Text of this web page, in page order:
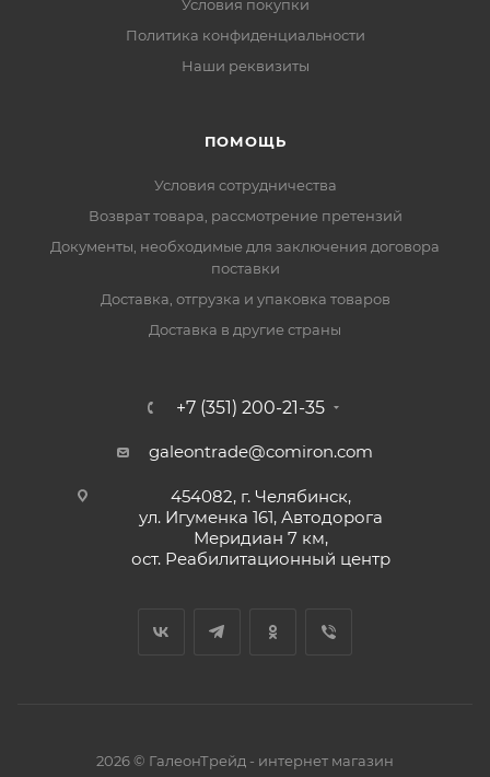
Условия покупки
Политика конфиденциальности
Наши реквизиты
ПОМОЩЬ
Условия сотрудничества
Возврат товара, рассмотрение претензий
Документы, необходимые для заключения договора
поставки
Доставка, отгрузка и упаковка товаров
Доставка в другие страны
+7 (351) 200-21-35
galeontrade@comiron.com
454082, г. Челябинск,
ул. Игуменка 161, Автодорога
Меридиан 7 км,
ост. Реабилитационный центр
2026 © ГалеонТрейд - интернет магазин